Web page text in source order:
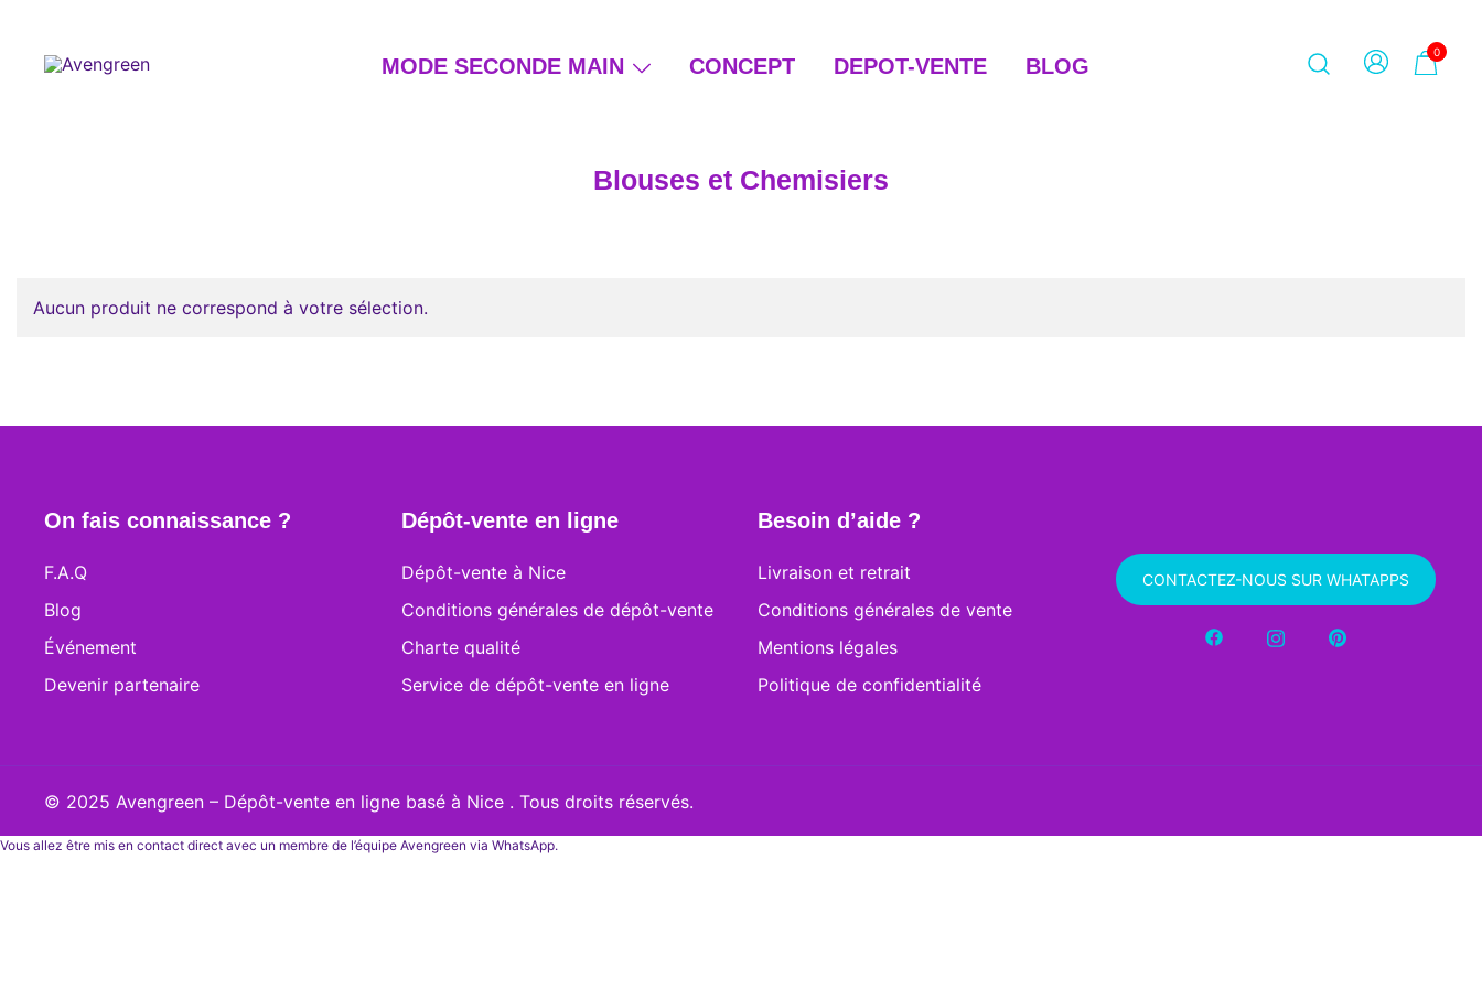
content
MODE SECONDE MAIN CONCEPT DEPOT-VENTE BLOG
0
Blouses et Chemisiers
Aucun produit ne correspond à votre sélection.
On fais connaissance ?
F.A.Q
Blog
Événement
Devenir partenaire
Dépôt-vente en ligne
Dépôt-vente à Nice
Conditions générales de dépôt-vente
Charte qualité
Service de dépôt-vente en ligne
Besoin d’aide ?
Livraison et retrait
Conditions générales de vente
Mentions légales
Politique de confidentialité
CONTACTEZ-NOUS SUR WHATAPPS
© 2025 Avengreen – Dépôt-vente en ligne basé à Nice . Tous droits réservés.
Vous allez être mis en contact direct avec un membre de l’équipe Avengreen via WhatsApp.